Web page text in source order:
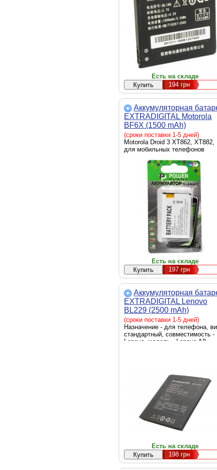
Lenovo A780, Lenovo A790e,
Lenovo K2, Lenovo S
Есть на складе
194грн
Аккумуляторная
EXTRADIGITAL Motorola
BF6X (1500 mAh)
(DV00DV6135)
(сроки поставки 1-5 дней)
Motorola Droid 3 XT862, XT882,
для мобильных телефонов
Есть на складе
197грн
Аккумуляторная
EXTRADIGITAL Lenovo
BL229 (2500 mAh)
(BML6366)
(сроки поставки 1-5 дней)
Назначение - для телефона,
стандартный, совместимость -
Lenovo, модель - Lenovo A8,
Есть на складе
198грн